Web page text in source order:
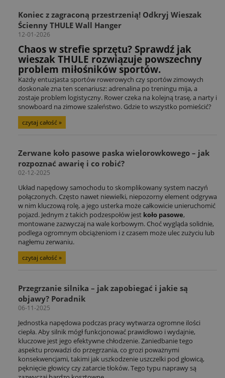
Koniec z zagraconą przestrzenią! Odkryj Wieszak
Ścienny THULE Wall Hanger
12-01-2026
Chaos w strefie sprzętu? Sprawdź jak
wieszak THULE rozwiązuje powszechny
problem miłośników sportów.
Każdy entuzjasta sportów rowerowych czy sportów zimowych
doskonale zna ten scenariusz: adrenalina po treningu mija, a
zostaje problem logistyczny. Rower czeka na kolejną trasę, a narty i
snowboard na zimowe szaleństwo. Gdzie to wszystko pomieścić?
czytaj całość »
Zerwane koło pasowe paska wielorowkowego – jak
rozpoznać awarię i co robić?
02-12-2025
Układ napędowy samochodu to skomplikowany system naczyń
połączonych. Często nawet niewielki, niepozorny element odgrywa
w nim kluczową rolę, a jego usterka może całkowicie unieruchomić
pojazd. Jednym z takich podzespołów jest koło pasowe,
montowane zazwyczaj na wale korbowym. Choć wygląda solidnie,
podlega ogromnym obciążeniom i z czasem może ulec zużyciu lub
nagłemu zerwaniu.
czytaj całość »
Przegrzanie silnika – jak zapobiegać i jakie są
objawy? Poradnik
06-11-2025
Jednostka napędowa podczas pracy wytwarza ogromne ilości
ciepła. Aby silnik mógł funkcjonować prawidłowo i wydajnie,
kluczowe jest jego efektywne chłodzenie. Zaniedbanie tego
aspektu prowadzi do przegrzania, co grozi poważnymi
konsekwencjami, takimi jak uszkodzenie uszczelki pod głowicą,
pęknięcie głowicy czy zatarcie tłoków. Tego typu naprawy są